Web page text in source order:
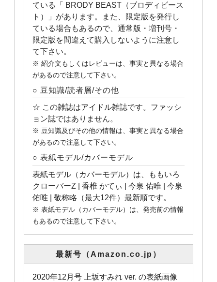
ている「 BRODY BEAST（ブロディビース
ト）」があります。また、限定版を発行し
ている場合もあるので、通常版・増刊号・
限定版を間違えて購入しないように注意し
て下さい。
※ 紹介文もしくはレビューは、事実と異なる場合
があるので注意して下さい。
○ 豆知識/読者層/その他
☆ この雑誌はアイドル雑誌です。ファッシ
ョン誌ではありません。
※ 豆知識及びその他の情報は、事実と異なる場合
があるので注意して下さい。
○ 表紙モデル/カバーモデル
表紙モデル（カバーモデル）は、ももいろ
クローバーZ | 香椎 かてぃ | 今泉 佑唯 | 今泉
佑唯 | 敬称略（最大12件）最新順です。
※ 表紙モデル（カバーモデル）は、発売前の情報
もあるので注意して下さい。
最新号（Amazon.co.jp）
2020年12月号 上坂すみれ ver. の表紙画像